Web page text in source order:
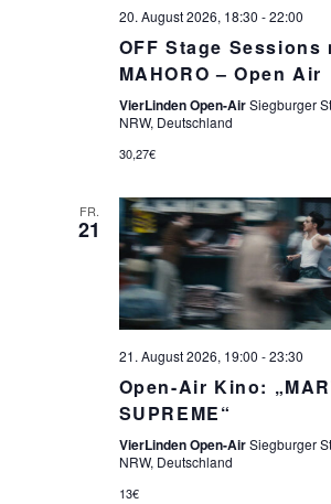
20. August 2026, 18:30 -22:00
OFF Stage Sessions
MAHORO – Open Air
VierLinden Open-AirSiegburger
NRW, Deutschland
30,27€
FR.
21
21. August 2026, 19:00 -23:30
Open-Air Kino:
SUPREME“
VierLinden Open-AirSiegburger
NRW, Deutschland
13€